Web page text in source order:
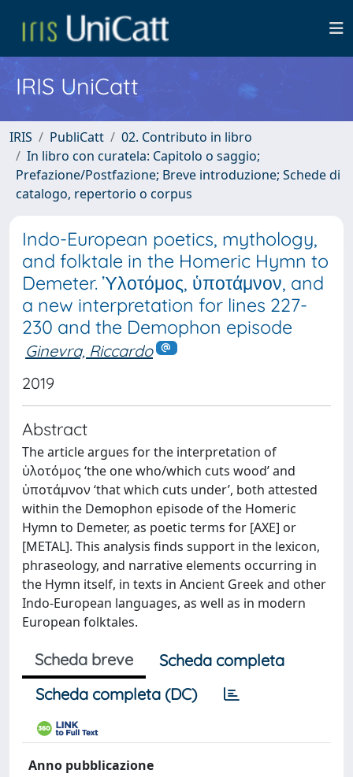
IRIS UniCatt
IRIS PubliCatt
02. Contributo in libro
In libro con curatela: Capitolo o saggio;
Prefazione/Postfazione; Breve introduzione; Schede di
catalogo, repertorio o corpus
Indo-European poetics, mythology,
and folktale in the Homeric Hymn to
Demeter. Ὑλοτόμος, ὑποτάμνον, and
a new interpretation for lines 227-
230 and the Demophon episode
Ginevra, Riccardo
2019
Abstract
The article argues for the interpretation of
ὑλοτόμος ‘the one who/which cuts wood’ and
ὑποτάμνον ‘that which cuts under’, both attested
within the Demophon episode of the Homeric
Hymn to Demeter, as poetic terms for [AXE] or
[METAL]. This analysis finds support in the lexicon,
phraseology, and narrative elements occurring in
the Hymn itself, in texts in Ancient Greek and other
Indo‑European languages, as well as in modern
European folktales.
Scheda breve
Scheda completa
Scheda completa (DC)
Anno pubblicazione